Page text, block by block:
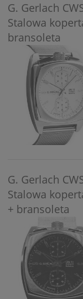
G. Gerlach
Stalowa
bransoleta
G. Gerlach
Stalowa
+ bransoleta